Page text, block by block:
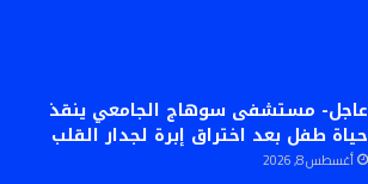
عاجل- مستشفى سوهاج الجامعي ينقذ
حياة طفل بعد اختراق إبرة لجدار القلب
أغسطس 8, 2026